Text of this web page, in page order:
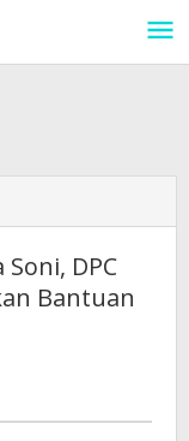
DPC
Bantuan